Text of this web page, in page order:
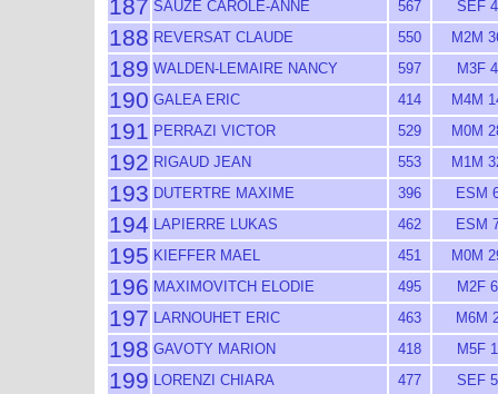
187 SAUZE CAROLE-ANNE 567 SEF 4
188 REVERSAT CLAUDE 550 M2M
189 WALDEN-LEMAIRE NANCY 597 M3F 4
190 GALEA ERIC 414 M4M
191 PERRAZI VICTOR 529 M0M
192 RIGAUD JEAN 553 M1M
193 DUTERTRE MAXIME 396 ESM
194 LAPIERRE LUKAS 462 ESM
195 KIEFFER MAEL 451 M0M
196 MAXIMOVITCH ELODIE 495 M2F 6
197 LARNOUHET ERIC 463 M6M
198 GAVOTY MARION 418 M5F 1
199 LORENZI CHIARA 477 SEF 5